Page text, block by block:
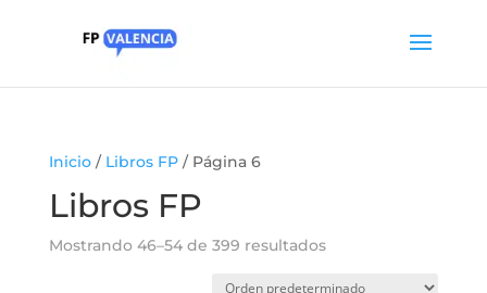
Inicio/ Libros FP/ Página 6
Libros FP
Mostrando 46–54 de 399 resultados